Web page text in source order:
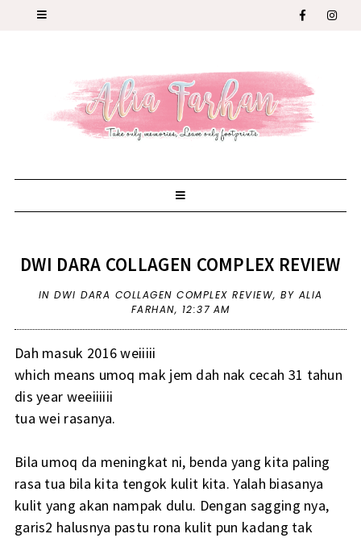
DWI DARA COLLAGEN COMPLEX REVIEW
IN DWI DARA COLLAGEN COMPLEX REVIEW, BY ALIA
FARHAN, 12:37 AM
Dah masuk 2016 weiiiii
which means umoq mak jem dah nak cecah 31 tahun
dis year weeiiiiii
tua wei rasanya.
Bila umoq da meningkat ni, benda yang kita paling
rasa tua bila kita tengok kulit kita. Yalah biasanya
kulit yang akan nampak dulu. Dengan sagging nya,
garis2 halusnya pastu rona kulit pun kadang tak